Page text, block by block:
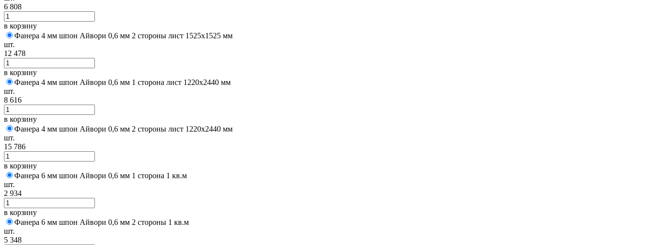
6 808
в корзину
Фанера 4 мм шпон Айвори 0,6 мм 2 стороны лист 1525х1525 мм
шт.
12 478
в корзину
Фанера 4 мм шпон Айвори 0,6 мм 1 сторона лист 1220х2440 мм
шт.
8 616
в корзину
Фанера 4 мм шпон Айвори 0,6 мм 2 стороны лист 1220х2440 мм
шт.
15 786
в корзину
Фанера 6 мм шпон Айвори 0,6 мм 1 сторона 1 кв.м
шт.
2 934
в корзину
Фанера 6 мм шпон Айвори 0,6 мм 2 стороны 1 кв.м
шт.
5 348